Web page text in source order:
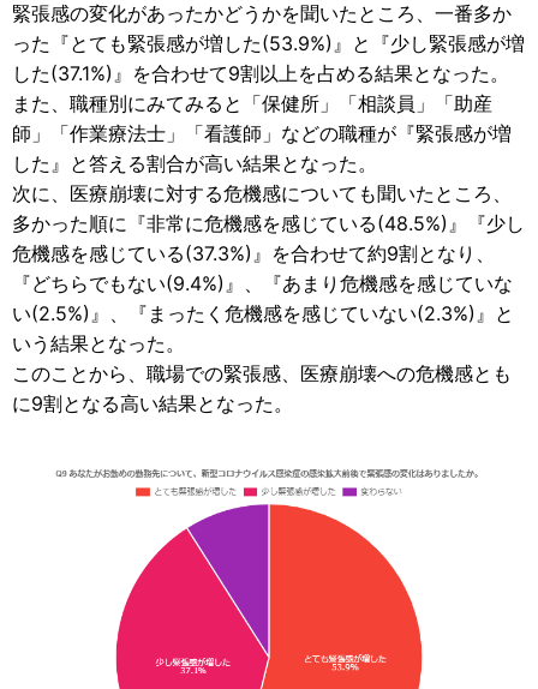
緊張感の変化があったかどうかを聞いたところ、一番多か
った『とても緊張感が増した(53.9%)』と『少し緊張感が増
した(37.1%)』を合わせて9割以上を占める結果となった。
また、職種別にみてみると「保健所」「相談員」「助産
師」「作業療法士」「看護師」などの職種が『緊張感が増
した』と答える割合が高い結果となった。
次に、医療崩壊に対する危機感についても聞いたところ、
多かった順に『非常に危機感を感じている(48.5%)』『少し
危機感を感じている(37.3%)』を合わせて約9割となり、
『どちらでもない(9.4%)』、『あまり危機感を感じていな
い(2.5%)』、『まったく危機感を感じていない(2.3%)』と
いう結果となった。
このことから、職場での緊張感、医療崩壊への危機感とも
に9割となる高い結果となった。